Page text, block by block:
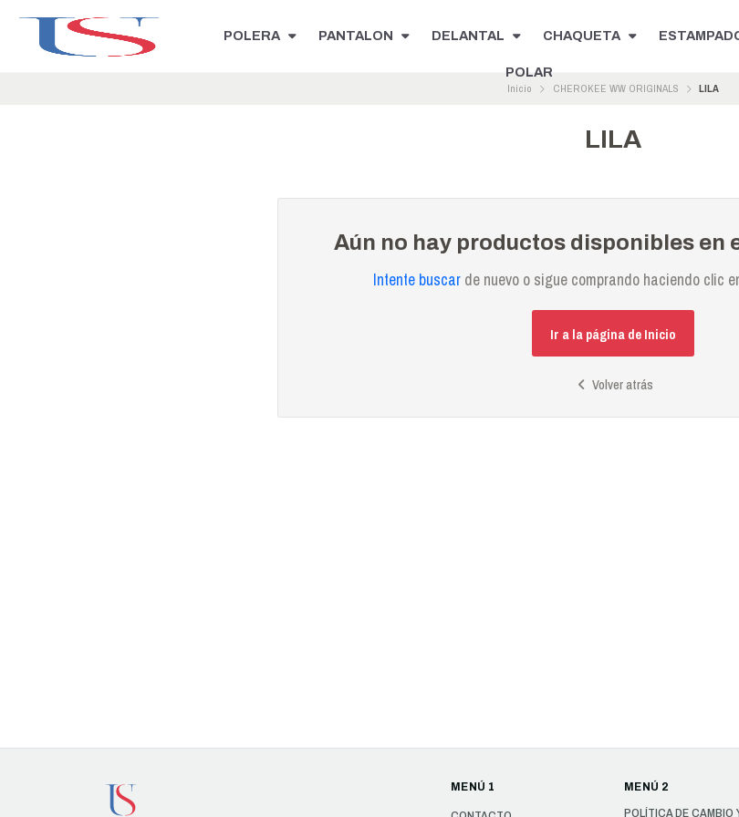
POLERA PANTALON DELANTAL CHAQUETA
POLAR
Inicio CHEROKEE WW ORIGINALS LILA
LILA
Aún no hay productos disponibles en
Intente buscarde nuevo o sigue comprando haciendo clic
Ir a la página de Inicio
Volver atrás
MENÚ 1 MENÚ 2
POLÍTICA DE CAMBIO